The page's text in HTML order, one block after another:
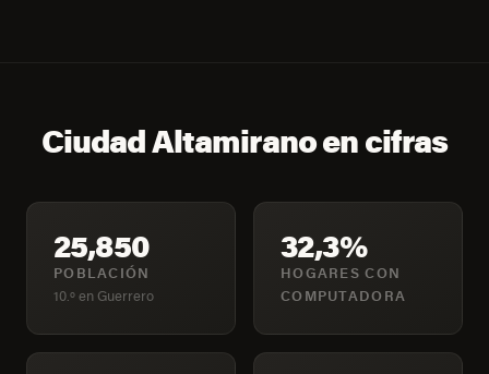
Ciudad Altamirano en cifras
25,850
POBLACIÓN
10.º en Guerrero
32,3%
HOGARES CON
COMPUTADORA